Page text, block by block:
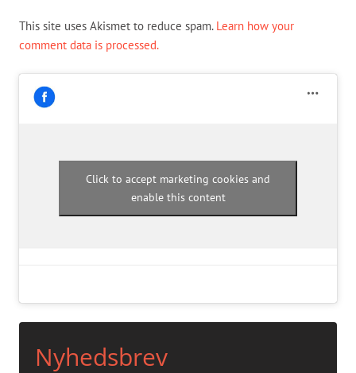
This site uses Akismet to reduce spam. Learn how your
comment data is processed.
Click to accept marketing cookies and
enable this content
Nyhedsbrev